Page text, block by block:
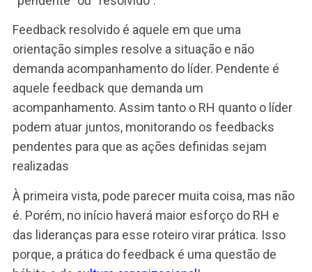
No exemplo do João cabe tanto uma orientação
para uma ação simples, como ações de
desenvolvimento que podem compor um PDI.
Ação simples:
Separar a última hora do dia para planejar as
atividades do dia seguinte.
PDI composto por duas ações de
1) Estágio de 1 semana com uma equipe mais
madura nos processos de prospecção.
2) Treinamento de administração do tempo, na